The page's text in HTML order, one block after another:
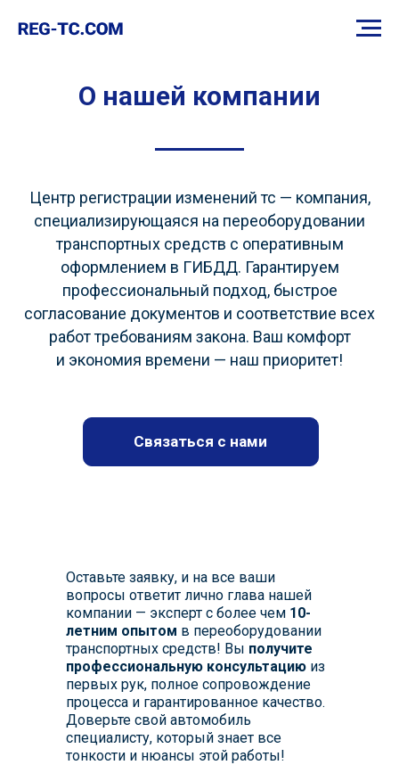
О нашей компании
Центр регистрации изменений тс — компания,
специализирующаяся на переоборудовании
транспортных средств с оперативным
оформлением в ГИБДД. Гарантируем
профессиональный подход, быстрое
согласование документов и соответствие всех
работ требованиям закона. Ваш комфорт
и экономия времени — наш приоритет!
Связаться с нами
Оставьте заявку, и на все ваши
вопросы ответит лично глава нашей
компании — эксперт с более чем 10-
летним опытом в переоборудовании
транспортных средств! Вы получите
профессиональную консультацию из
первых рук, полное сопровождение
процесса и гарантированное качество.
Доверьте свой автомобиль
специалисту, который знает все
тонкости и нюансы этой работы!